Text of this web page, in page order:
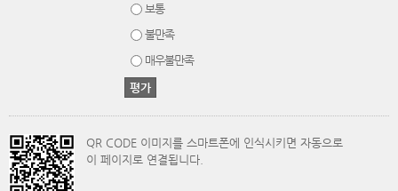
보통
불만족
매우불만족
QR CODE 이미지를 스마트폰에 인식시키면 자동으로
이 페이지로 연결됩니다.